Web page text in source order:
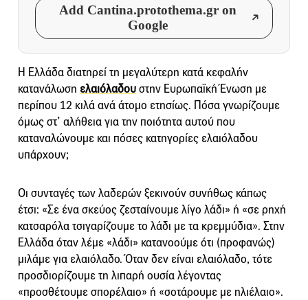
Add Cantina.protothema.gr on
Google
Η Ελλάδα διατηρεί τη μεγαλύτερη κατά κεφαλήν
κατανάλωση ελαιόλαδουστην Ευρωπαϊκή Ένωση με
περίπου 12 κιλά ανά άτομο ετησίως. Πόσα γνωρίζουμε
όμως στ’ αλήθεια για την ποιότητα αυτού που
καταναλώνουμε και πόσες κατηγορίες ελαιόλαδου
υπάρχουν;
Οι συνταγές των λαδερών ξεκινούν συνήθως κάπως
έτσι: «Σε ένα σκεύος ζεσταίνουμε λίγο λάδι» ή «σε ρηχή
κατσαρόλα τσιγαρίζουμε το λάδι με τα κρεμμύδια». Στην
Ελλάδα όταν λέμε «λάδι» κατανοούμε ότι (προφανώς)
μιλάμε για ελαιόλαδο. Όταν δεν είναι ελαιόλαδο, τότε
προσδιορίζουμε τη λιπαρή ουσία λέγοντας
«προσθέτουμε σπορέλαιο» ή «σοτάρουμε με ηλιέλαιο».